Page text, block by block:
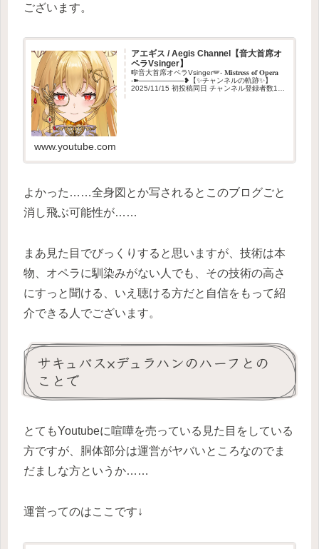
ございます。
アエギス / Aegis Channel【音大首席オ
ペラVsinger】
🎼音大首席オペラVsinger🪽- 𝐌𝐢𝐬𝐭𝐫𝐞𝐬𝐬 𝐨𝐟 𝐎𝐩𝐞𝐫𝐚
-➽─────────❥【✨チャンネルの軌跡✨】
2025/11/15 初投稿同日 チャンネル登録者数1万
www.youtube.com
よかった……全身図とか写されるとこのブログごと
消し飛ぶ可能性が……
まあ見た目でびっくりすると思いますが、技術は本
物、オペラに馴染みがない人でも、その技術の高さ
にすっと聞ける、いえ聴ける方だと自信をもって紹
介できる人でございます。
サキュバス×デュラハンのハーフとの
ことで
とてもYoutubeに喧嘩を売っている見た目をしている
方ですが、胴体部分は運営がヤバいところなのでま
だましな方というか……
運営ってのはここです↓